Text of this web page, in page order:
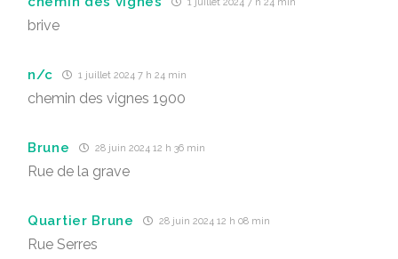
brive
n/c 1 juillet 2024 7 h 24 min
chemin des vignes 1900
Brune 28 juin 2024 12 h 36 min
Rue de la grave
Quartier Brune 28 juin 2024 12 h 08 min
Rue Serres